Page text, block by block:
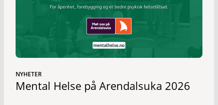
NYHETER
Mental Helse på Arendalsuka 2026